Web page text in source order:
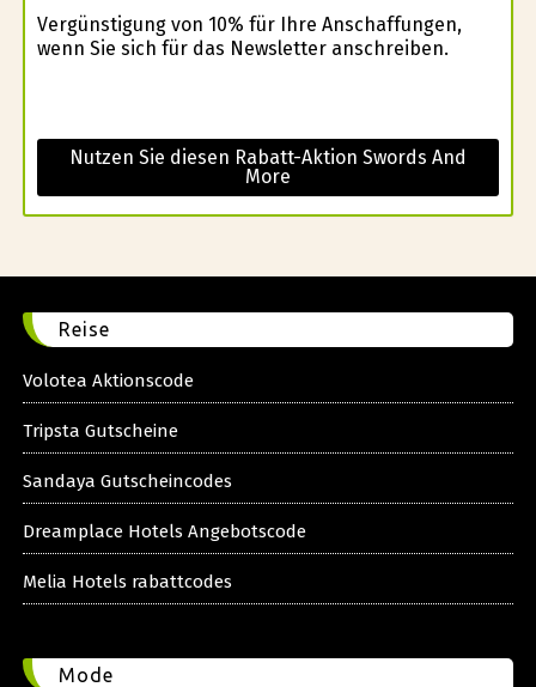
Vergünstigung von 10% für Ihre Anschaffungen,
wenn Sie sich für das Newsletter anschreiben.
Nutzen Sie diesen Rabatt-Aktion Swords And
More
Reise
Volotea Aktionscode
Tripsta Gutscheine
Sandaya Gutscheincodes
Dreamplace Hotels Angebotscode
Melia Hotels rabattcodes
Mode